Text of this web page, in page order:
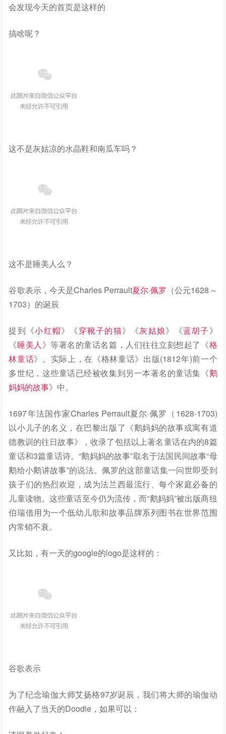
会发现今天的首页是这样的
搞啥呢？
这不是灰姑凉的水晶鞋和南瓜车吗？
这不是睡美人么？
谷歌表示， 今天是Charles Perrault夏尔·佩罗 （公元1628～
1703） 的诞辰
提到《小红帽》《穿靴子的猫》《灰姑娘》《蓝胡子》
《睡美人》等著名的童话名篇，人们往往立刻想起了《格
林童话》。实际上，在《格林童话》出版(1812年)前一个
多世纪，这些童话已经被收集到另一本著名的童话集《鹅
妈妈的故事》中。
1697年法国作家Charles Perrault夏尔·佩罗（1628-1703)
以小儿子的名义，在巴黎出版了《鹅妈妈的故事或寓有道
德教训的往日故事》，收录了包括以上著名童话在内的8篇
童话和3篇童话诗。“鹅妈妈的故事”取名于法国民间故事“母
鹅给小鹅讲故事”的说法。佩罗的这部童话集一问世即受到
孩子们的热烈欢迎，成为法兰西最流行、每个家庭必备的
儿童读物。这些童话至今仍为流传，而“鹅妈妈”被出版商纽
伯瑞借用为一个低幼儿歌和故事品牌系列图书在世界范围
内常销不衰。
又比如，有一天的google的logo是这样的：
谷歌表示
为了纪念瑜伽大师艾扬格97岁诞辰，我们将大师的瑜伽动
作融入了当天的Doodle，如果可以：